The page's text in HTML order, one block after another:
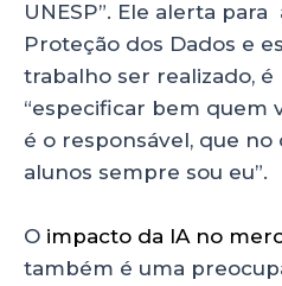
UNESP”. Ele alerta
Proteção dos Dados e
trabalho ser realizado, é
“especificar bem quem
é o responsável, que no
alunos sempre sou eu”.
O impacto da IA no
também é uma